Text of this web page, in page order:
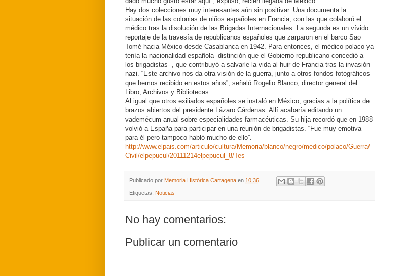
Hay dos colecciones muy interesantes aún sin positivar. Una documenta la
situación de las colonias de niños españoles en Francia, con las que colaboró el
médico tras la disolución de las Brigadas Internacionales. La segunda es un vívido
reportaje de la travesía de republicanos españoles que zarparon en el barco Sao
Tomé hacia México desde Casablanca en 1942. Para entonces, el médico polaco ya
tenía la nacionalidad española -distinción que el Gobierno republicano concedió a
los brigadistas- , que contribuyó a salvarle la vida al huir de Francia tras la invasión
nazi. “Este archivo nos da otra visión de la guerra, junto a otros fondos fotográficos
que hemos recibido en estos años”, señaló Rogelio Blanco, director general del
Libro, Archivos y Bibliotecas.
Al igual que otros exiliados españoles se instaló en México, gracias a la política de
brazos abiertos del presidente Lázaro Cárdenas. Allí acabaría editando un
vademécum anual sobre especialidades farmacéuticas. Su hija recordó que en 1988
volvió a España para participar en una reunión de brigadistas. “Fue muy emotiva
para él pero tampoco habló mucho de ello”.
http://www.elpais.com/articulo/cultura/Memoria/blanco/negro/medico/polaco/Guerra/
Civil/elpepucul/20111214elpepucul_8/Tes
Publicado por Memoria Histórica Cartagena en 10:36
Etiquetas: Noticias
No hay comentarios:
Publicar un comentario